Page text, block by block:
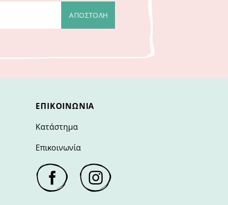
ΕΠΙΚΟΙΝΩΝΊΑ
Κατάστημα
Επικοινωνία